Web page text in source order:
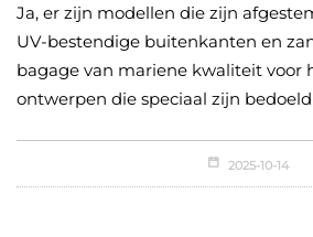
Ja, er zijn modellen die zijn
UV-bestendige buitenkanten en
bagage van mariene kwaliteit voor
ontwerpen die speciaal zijn
2025-10-14